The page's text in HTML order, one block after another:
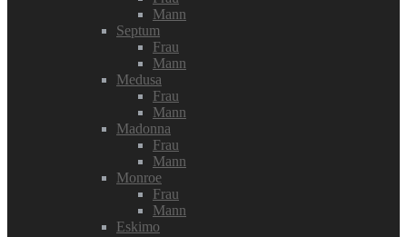
Mann
Septum
Frau
Mann
Medusa
Frau
Mann
Madonna
Frau
Mann
Monroe
Frau
Mann
Eskimo